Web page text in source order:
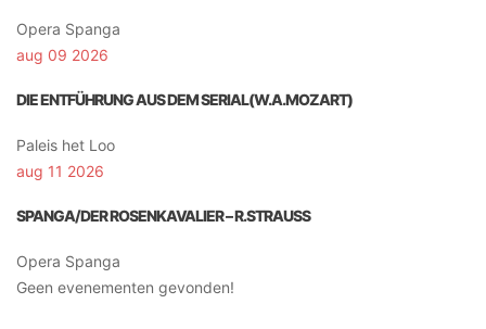
Opera Spanga
aug 09 2026
DIE ENTFÜHRUNG AUS DEM SERIAL(W.A.MOZART)
Paleis het Loo
aug 11 2026
SPANGA/DER ROSENKAVALIER – R.STRAUSS
Opera Spanga
Geen evenementen gevonden!